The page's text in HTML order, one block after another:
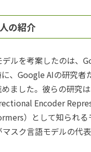
の紹介
ルを考案したのは、
、Google AIの研究者
ました。彼らの研究は
Encoder
）として知られる
スク言語モデルの代